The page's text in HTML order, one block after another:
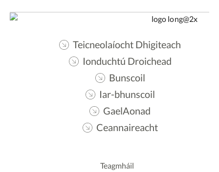
Teicneolaíocht Dhigiteach
Ionduchtú Droichead
Bunscoil
Iar-bhunscoil
GaelAonad
Ceannaireacht
Teagmháil